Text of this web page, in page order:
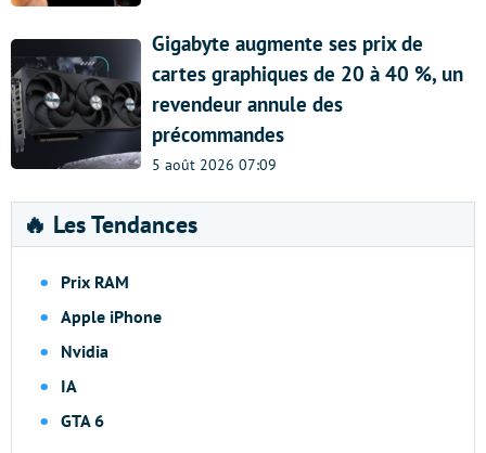
Gigabyte augmente ses prix de
cartes graphiques de 20 à 40 %, un
revendeur annule des
précommandes
5 août 2026 07:09
🔥 Les Tendances
Prix RAM
Apple iPhone
Nvidia
IA
GTA 6